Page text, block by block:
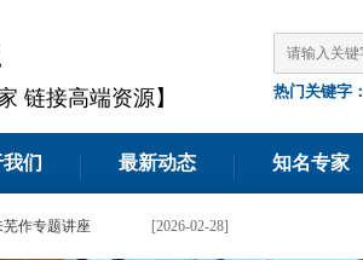
链接高端资源】 热门关键字：
们 最新动态 知名专家
作专题讲座 [2026-02-28]